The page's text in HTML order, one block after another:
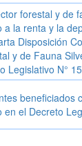
forestal y de
la renta y la
Disposición
y de Fauna
Legislativo N°
beneficiados
en el Decreto